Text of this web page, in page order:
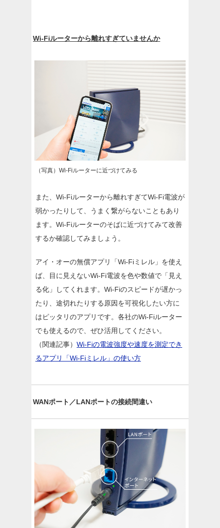
Wi-Fiルーターから離れすぎていませんか
（写真）Wi-Fiルーターに近づけてみる
また、Wi-Fiルーターから離れすぎてWi-Fi電波が
弱かったりして、うまく繋がらないこともあり
ます。Wi-Fiルーターのそばに近づけてみて改善
するか確認してみましょう。
アイ・オーの無償アプリ「Wi-Fiミレル」を使え
ば、目に見えないWi-Fi電波を色や数値で「見え
る化」してくれます。Wi-Fiのスピードが遅かっ
たり、途切れたりする原因を可視化したい方に
はピッタリのアプリです。各社のWi-Fiルーター
でも使えるので、ぜひ活用してください。
（関連記事） Wi-Fiの電波強度や速度を測定でき
るアプリ「Wi-Fiミレル」の使い方
WANポート／LANポートの接続間違い